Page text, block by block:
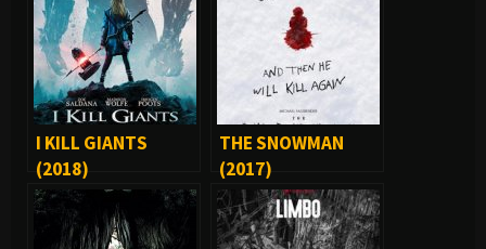
I KILL GIANTS
(2018)
THE SNOWMAN
(2017)